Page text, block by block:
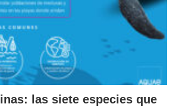
las siete especies que